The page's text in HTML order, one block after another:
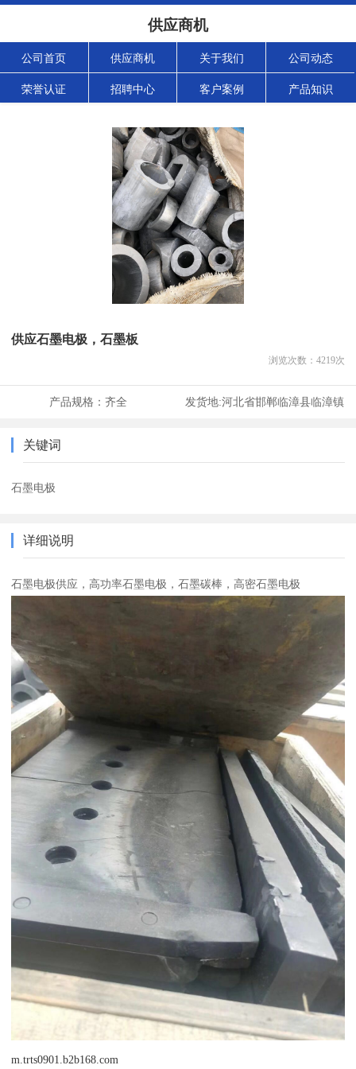
供应商机
公司首页 供应商机 关于我们 公司动态
荣誉认证 招聘中心 客户案例 产品知识
供应石墨电极，石墨板
浏览次数： 4219次
产品规格： 齐全 发货地:河北省邯郸临漳县临漳镇
关键词
石墨电极
详细说明
石墨电极供应，高功率石墨电极，石墨碳棒，高密石墨电极
m.trts0901.b2b168.com